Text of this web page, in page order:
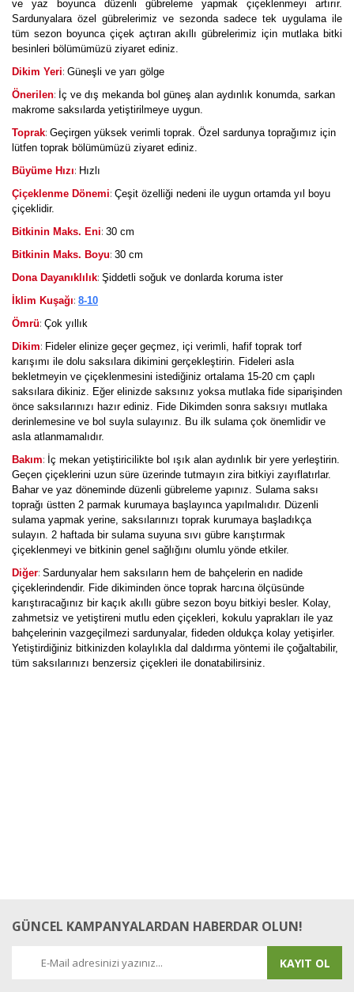
ve yaz boyunca düzenli gübreleme yapmak çiçeklenmeyi artırır.
Sardunyalara özel gübrelerimiz ve sezonda sadece tek uygulama ile
tüm sezon boyunca çiçek açtıran akıllı gübrelerimiz için mutlaka bitki
besinleri bölümümüzü ziyaret ediniz.
Dikim Yeri: Güneşli ve yarı gölge
Önerilen: İç ve dış mekanda bol güneş alan aydınlık konumda, sarkan
makrome saksılarda yetiştirilmeye uygun.
Toprak: Geçirgen yüksek verimli toprak. Özel sardunya toprağımız için
lütfen toprak bölümümüzü ziyaret ediniz.
Büyüme Hızı: Hızlı
Çiçeklenme Dönemi: Çeşit özelliği nedeni ile uygun ortamda yıl boyu
çiçeklidir.
Bitkinin Maks. Eni: 30 cm
Bitkinin Maks. Boyu: 30 cm
Dona Dayanıklılık: Şiddetli soğuk ve donlarda koruma ister
İklim Kuşağı: 8-10
Ömrü: Çok yıllık
Dikim: Fideler elinize geçer geçmez, içi verimli, hafif toprak torf
karışımı ile dolu saksılara dikimini gerçekleştirin. Fideleri asla
bekletmeyin ve çiçeklenmesini istediğiniz ortalama 15-20 cm çaplı
saksılara dikiniz. Eğer elinizde saksınız yoksa mutlaka fide siparişinden
önce saksılarınızı hazır ediniz. Fide Dikimden sonra saksıyı mutlaka
derinlemesine ve bol suyla sulayınız. Bu ilk sulama çok önemlidir ve
asla atlanmamalıdır.
Bakım: İç mekan yetiştiricilikte bol ışık alan aydınlık bir yere yerleştirin.
Geçen çiçeklerini uzun süre üzerinde tutmayın zira bitkiyi zayıflatırlar.
Bahar ve yaz döneminde düzenli gübreleme yapınız. Sulama saksı
toprağı üstten 2 parmak kurumaya başlayınca yapılmalıdır. Düzenli
sulama yapmak yerine, saksılarınızı toprak kurumaya başladıkça
sulayın. 2 haftada bir sulama suyuna sıvı gübre karıştırmak
çiçeklenmeyi ve bitkinin genel sağlığını olumlu yönde etkiler.
Diğer: Sardunyalar hem saksıların hem de bahçelerin en nadide
çiçeklerindendir. Fide dikiminden önce toprak harcına ölçüsünde
karıştıracağınız bir kaçık akıllı gübre sezon boyu bitkiyi besler. Kolay,
zahmetsiz ve yetiştireni mutlu eden çiçekleri, kokulu yaprakları ile yaz
bahçelerinin vazgeçilmezi sardunyalar, fideden oldukça kolay yetişirler.
Yetiştirdiğiniz bitkinizden kolaylıkla dal daldırma yöntemi ile çoğaltabilir,
tüm saksılarınızı benzersiz çiçekleri ile donatabilirsiniz.
GÜNCEL KAMPANYALARDAN HABERDAR OLUN!
KAYIT OL